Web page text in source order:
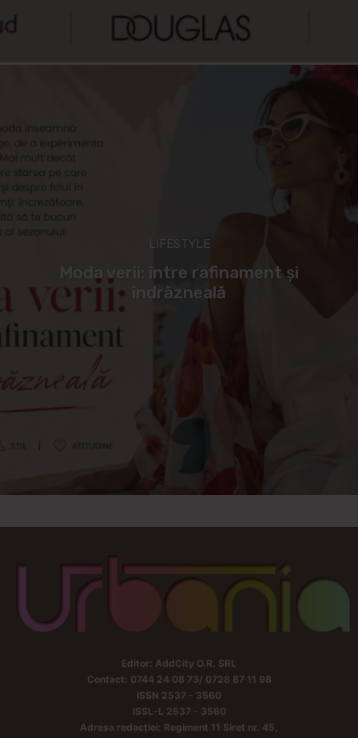
LIFESTYLE
Moda verii: între rafinament și
îndrăzneală
Editor: AddCity O.R. SRL
Contact: 0744 24 08 73/ 0728 87 11 98
ISSN 2537 - 3560
ISSL-L 2537 - 3560
Adresa redacției: Regiment 11 Siret nr. 45,